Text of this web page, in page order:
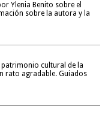
Ylenia Benito sobre el
sobre la autora y la
patrimonio cultural de la
rato agradable. Guiados